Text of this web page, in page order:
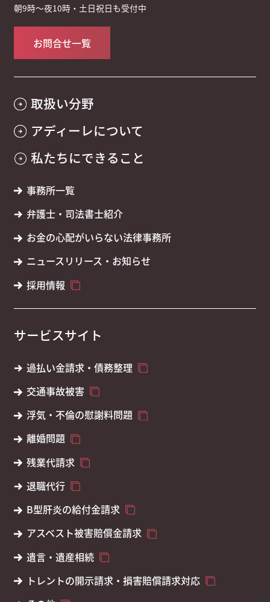
朝9時～夜10時・土日祝日も受付中
お問合せ一覧
取扱い分野
アディーレについて
私たちにできること
事務所一覧
弁護士・司法書士紹介
お金の心配がいらない法律事務所
ニュースリリース・お知らせ
採用情報
サービスサイト
過払い金請求・債務整理
交通事故被害
浮気・不倫の慰謝料問題
離婚問題
残業代請求
退職代行
B型肝炎の給付金請求
アスベスト被害賠償金請求
遺言・遺産相続
トレントの開示請求・損害賠償請求対応